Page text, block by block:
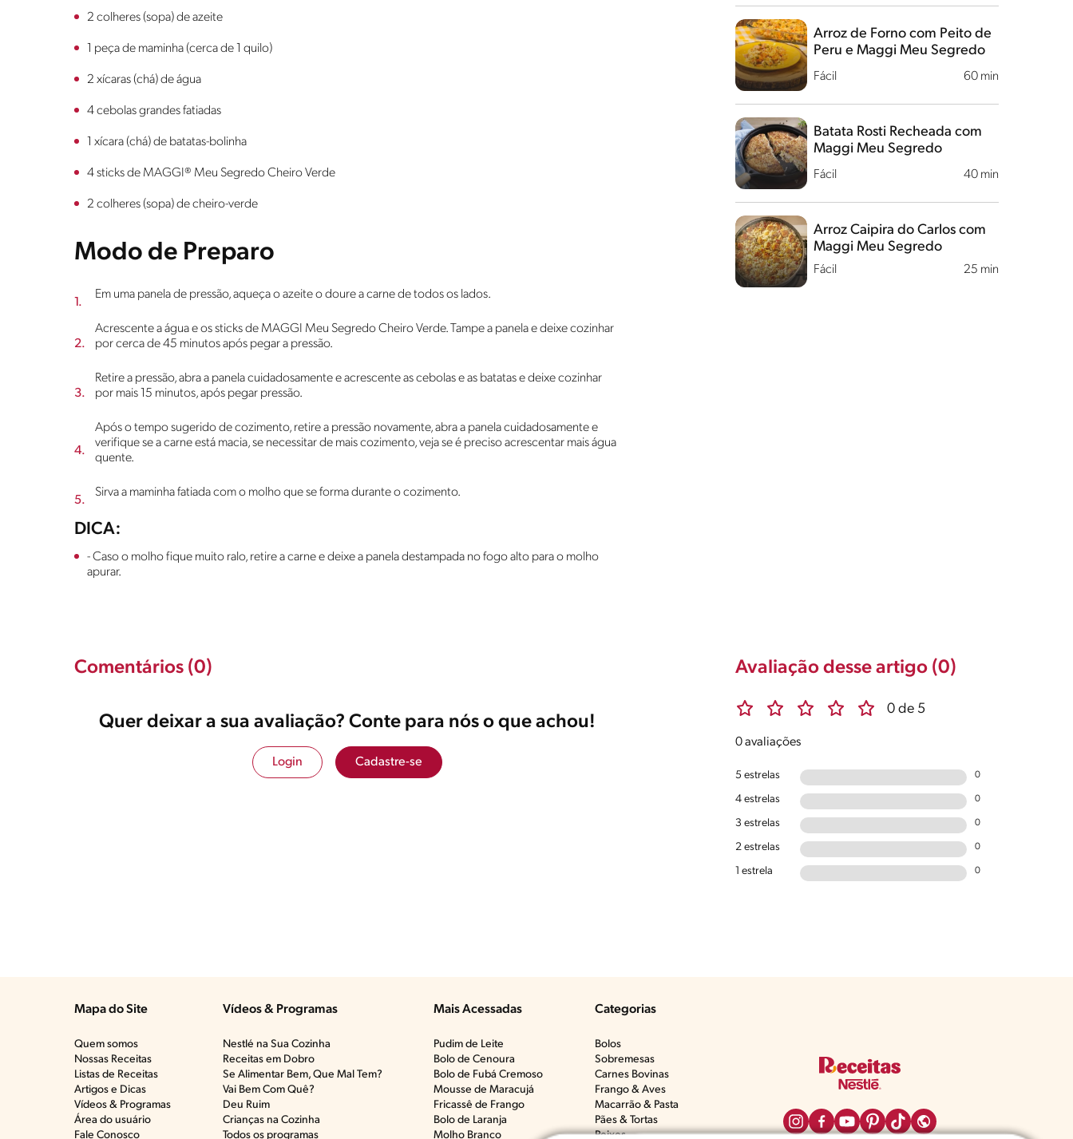
2 colheres (sopa) de azeite
1 peça de maminha (cerca de 1 quilo)
2 xícaras (chá) de água
4 cebolas grandes fatiadas
1 xícara (chá) de batatas-bolinha
4 sticks de MAGGI® Meu Segredo Cheiro Verde
2 colheres (sopa) de cheiro-verde
Modo de Preparo
Em uma panela de pressão, aqueça o azeite o doure a carne de todos os lados.
Acrescente a água e os sticks de MAGGI Meu Segredo Cheiro Verde. Tampe a panela e deixe cozinhar
por cerca de 45 minutos após pegar a pressão.
Retire a pressão, abra a panela cuidadosamente e acrescente as cebolas e as batatas e deixe cozinhar
por mais 15 minutos, após pegar pressão.
Após o tempo sugerido de cozimento, retire a pressão novamente, abra a panela cuidadosamente e
verifique se a carne está macia, se necessitar de mais cozimento, veja se é preciso acrescentar mais água
quente.
Sirva a maminha fatiada com o molho que se forma durante o cozimento.
DICA:
- Caso o molho fique muito ralo, retire a carne e deixe a panela destampada no fogo alto para o molho
apurar.
Fácil 60 min
Arroz de Forno com Peito de
Peru e Maggi Meu Segredo
Fácil 40 min
Batata Rosti Recheada com
Maggi Meu Segredo
Fácil 25 min
Arroz Caipira do Carlos com
Maggi Meu Segredo
Avaliação desse artigo (0)
0 de 5
0 avaliações
5 estrelas 0
4 estrelas 0
3 estrelas 0
2 estrelas 0
1 estrela 0
Comentários (0)
Quer deixar a sua avaliação? Conte para nós o que achou!
Login Cadastre-se
Mapa do Site
Quem somos
Nossas Receitas
Listas de Receitas​
Artigos e Dicas​
Vídeos & Programas​
Área do usuário
Fale Conosco
Vídeos & Programas​
Nestlé na Sua Cozinha
Receitas em Dobro
Se Alimentar Bem, Que Mal Tem?​
Vai Bem Com Quê?​
Deu Ruim​
Crianças na Cozinha​
Todos os programas
Mais Acessadas
Pudim de Leite
Bolo de Cenoura
Bolo de Fubá Cremoso
Mousse de Maracujá
Fricassê de Frango
Bolo de Laranja
Molho Branco
Categorias
Bolos
Sobremesas
Carnes Bovinas​
Frango & Aves​
Macarrão & Pasta​
Pães & Tortas​
Peixes